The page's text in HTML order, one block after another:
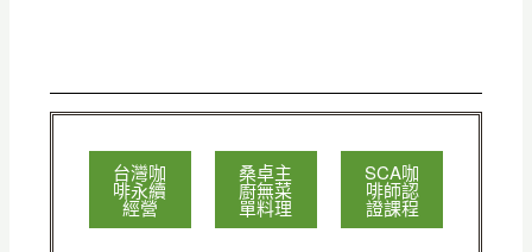
台灣咖
啡永續
經營
桑卓主
廚無菜
單料理
SCA咖
啡師認
證課程